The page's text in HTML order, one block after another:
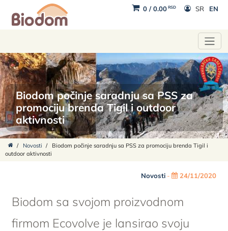
0/0.00 RSD SR EN
Biodom počinje saradnju sa PSS za
promociju brenda Tigil i outdoor
aktivnosti
/ Novosti /
Biodom počinje saradnju sa PSS za promociju brenda Tigil i
outdoor aktivnosti
Novosti - 24/11/2020
Biodom sa svojom proizvodnom
firmom Ecovolve je lansirao svoju